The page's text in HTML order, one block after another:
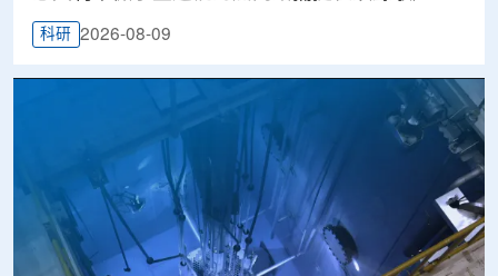
科研 2026-08-09